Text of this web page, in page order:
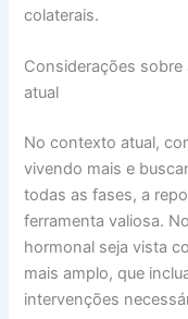
colaterais.
Considerações
atual
No contexto atual,
vivendo mais e
todas as fases, a
ferramenta valiosa.
hormonal seja vista
mais amplo, que
intervenções